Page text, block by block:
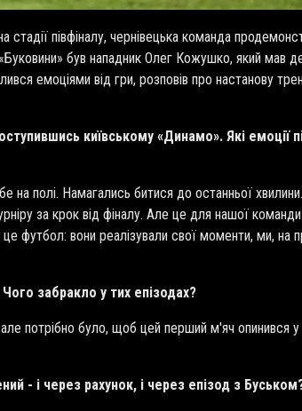
півфіналу, чернівецька команда
був нападник Олег Кожушко, який мав
емоціями від гри, розповів про настанову
київському «Динамо». Які емоції
на полі. Намагались битися до останньої
за крок від фіналу. Але це для нашої
футбол: вони реалізували свої моменти, ми, на
забракло у тих епізодах?
потрібно було, щоб цей перший м'яч опинився
- і через рахунок, і через епізод з